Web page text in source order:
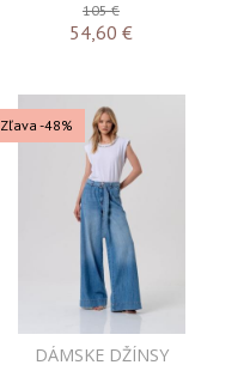
105 €
54,60 €
Zľava -48%
DÁMSKE DŽÍNSY